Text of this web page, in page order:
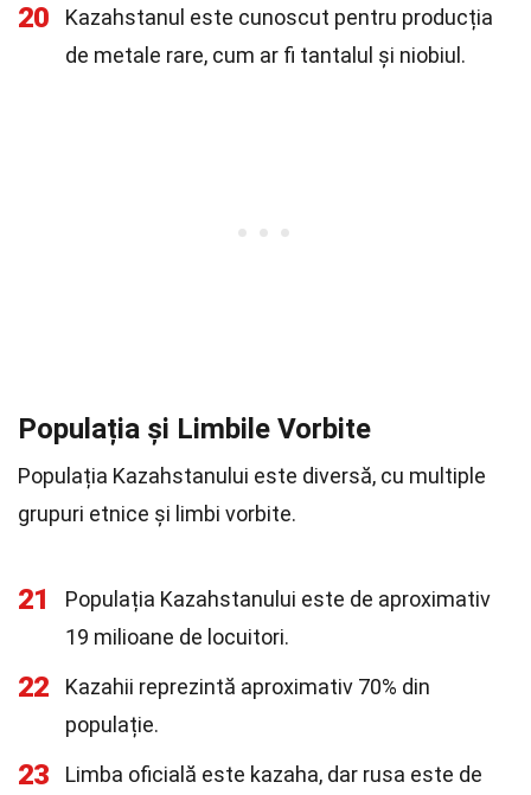
20
Kazahstanul este cunoscut pentru producția
de metale rare, cum ar fi tantalul și niobiul.
Populația și Limbile Vorbite
Populația Kazahstanului este diversă, cu multiple
grupuri etnice și limbi vorbite.
21
Populația Kazahstanului este de aproximativ
19 milioane de locuitori.
22
Kazahii reprezintă aproximativ 70% din
populație.
23
Limba oficială este kazaha, dar rusa este de